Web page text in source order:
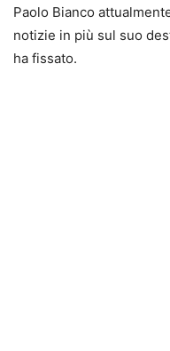
Paolo Bianco
notizie in più sul suo
ha fissato.